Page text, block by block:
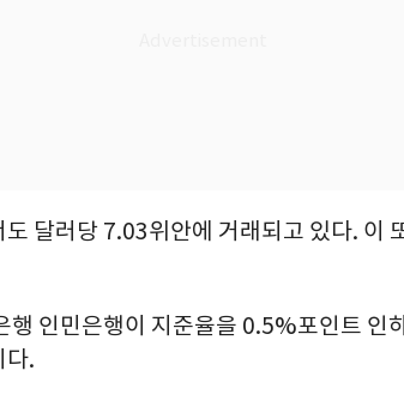
달러당 7.03위안에 거래되고 있다. 이
행 인민은행이 지준율을 0.5%포인트 인
다.